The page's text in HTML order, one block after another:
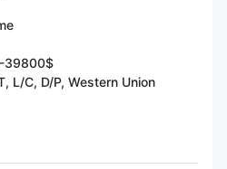
39800$
L/C, D/P, Western Union